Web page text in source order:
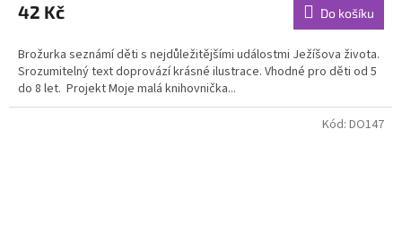
42 Kč Do košíku
Brožurka seznámí děti s nejdůležitějšími událostmi Ježíšova života.
Srozumitelný text doprovází krásné ilustrace. Vhodné pro děti od 5
do 8 let. Projekt Moje malá knihovnička...
Kód: DO147